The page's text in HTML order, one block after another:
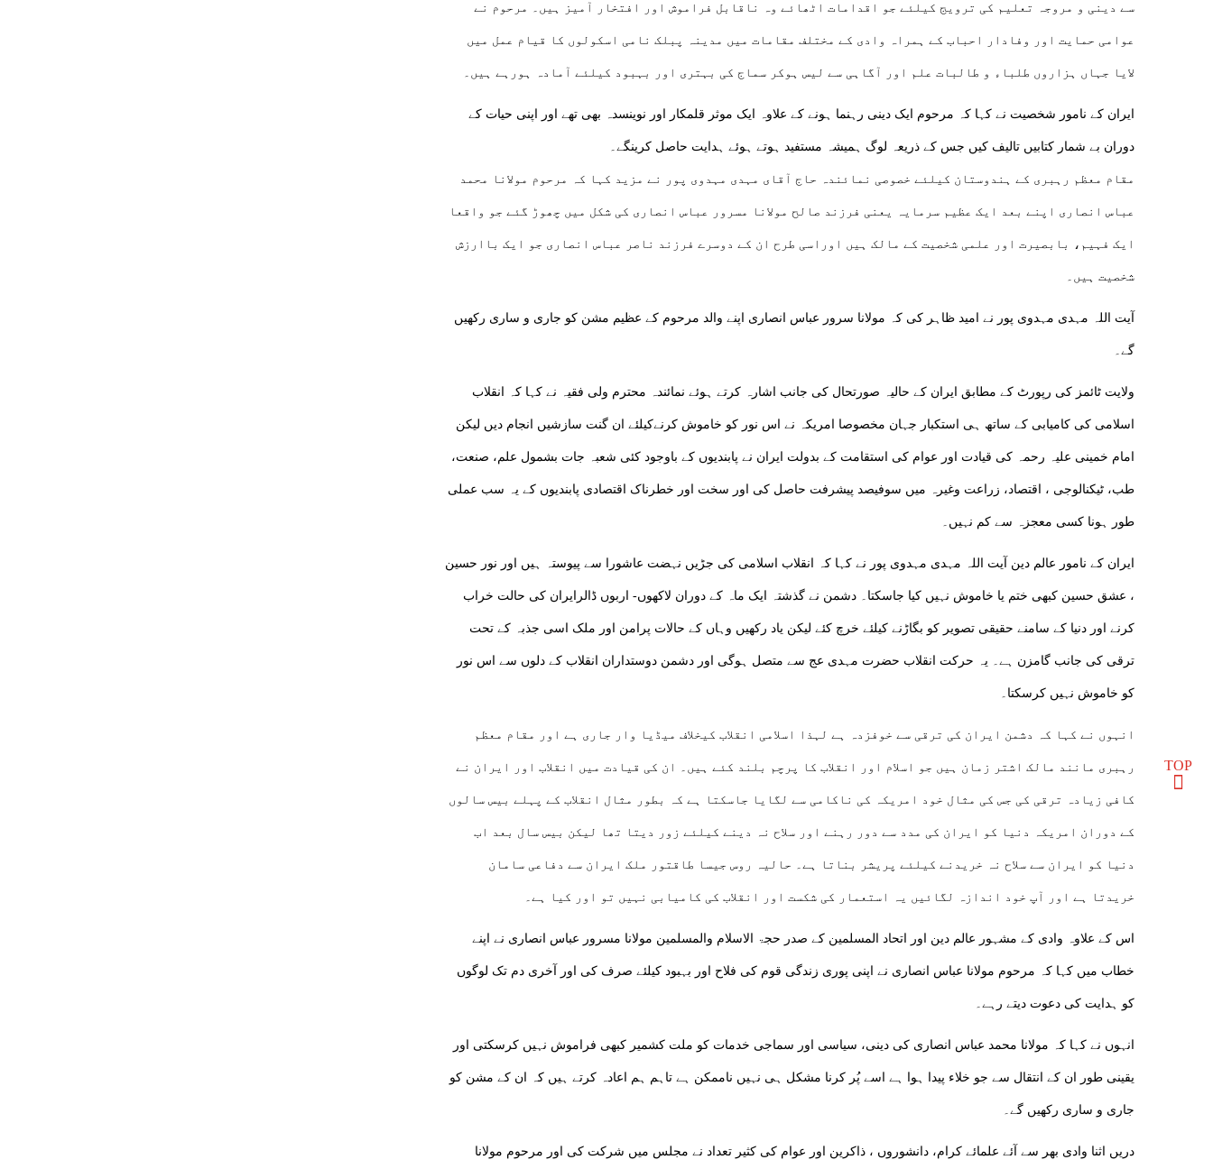
سے دینی و مروجہ تعلیم کی ترویج کیلئے جو اقدامات اٹھائے وہ ناقابل فراموش اور افتخار آمیز ہیں۔ مرحوم نے
عوامی حمایت اور وفادار احباب کے ہمراہ وادی کے مختلف مقامات میں مدینہ پبلک نامی اسکولوں کا قیام عمل میں
لایا جہاں ہزاروں طلباء و طالبات علم اور آگاہی سے لیس ہوکر سماج کی بہتری اور بہبود کیلئے آمادہ ہورہے ہیں۔
ایران کے نامور شخصیت نے کہا کہ مرحوم ایک دینی رہنما ہونے کے علاوہ ایک موثر قلمکار اور نوینسدہ بھی تھے اور اپنی حیات کے
دوران بے شمار کتابیں تالیف کیں جس کے ذریعہ لوگ ہمیشہ مستفید ہوتے ہوئے ہدایت حاصل کرینگے۔
مقام معظم رہبری کے ہندوستان کیلئے خصوصی نمائندہ حاج آقای مہدی مہدوی پور نے مزید کہا کہ مرحوم مولانا محمد
عباس انصاری اپنے بعد ایک عظیم سرمایہ یعنی فرزند صالح مولانا مسرور عباس انصاری کی شکل میں چھوڑ گئے جو واقعا
ایک فہیم، بابصیرت اور علمی شخصیت کے مالک ہیں اوراسی طرح ان کے دوسرے فرزند ناصر عباس انصاری جو ایک باارزش
شخصیت ہیں۔
آیت اللہ مہدی مہدوی پور نے امید ظاہر کی کہ مولانا سرور عباس انصاری اپنے والد مرحوم کے عظیم مشن کو جاری و ساری رکھیں
گے۔
ولایت ٹائمز کی رپورٹ کے مطابق ایران کے حالیہ صورتحال کی جانب اشارہ کرتے ہوئے نمائندہ محترم ولی فقیہ نے کہا کہ انقلاب
اسلامی کی کامیابی کے ساتھ ہی استکبار جہان مخصوصا امریکہ نے اس نور کو خاموش کرنےکیلئے ان گنت سازشیں انجام دیں لیکن
امام خمینی علیہ رحمہ کی قیادت اور عوام کی استقامت کے بدولت ایران نے پابندیوں کے باوجود کئی شعبہ جات بشمول علم، صنعت،
طب، ٹیکنالوجی ، اقتصاد، زراعت وغیرہ میں سوفیصد پیشرفت حاصل کی اور سخت اور خطرناک اقتصادی پابندیوں کے یہ سب عملی
طور ہونا کسی معجزہ سے کم نہیں۔
ایران کے نامور عالم دین آیت اللہ مہدی مہدوی پور نے کہا کہ انقلاب اسلامی کی جڑیں نہضت عاشورا سے پیوستہ ہیں اور نور حسین
، عشق حسین کبھی ختم یا خاموش نہیں کیا جاسکتا۔ دشمن نے گذشتہ ایک ماہ کے دوران لاکھوں- اربوں ڈالرایران کی حالت خراب
کرنے اور دنیا کے سامنے حقیقی تصویر کو بگاڑنے کیلئے خرچ کئے لیکن یاد رکھیں وہاں کے حالات پرامن اور ملک اسی جذبہ کے تحت
ترقی کی جانب گامزن ہے۔ یہ حرکت انقلاب حضرت مہدی عج سے متصل ہوگی اور دشمن دوستداران انقلاب کے دلوں سے اس نور
کو خاموش نہیں کرسکتا۔
انہوں نے کہا کہ دشمن ایران کی ترقی سے خوفزدہ ہے لہذا اسلامی انقلاب کیخلاف میڈیا وار جاری ہے اور مقام معظم
رہبری مانند مالک اشتر زمان ہیں جو اسلام اور انقلاب کا پرچم بلند کئے ہیں۔ ان کی قیادت میں انقلاب اور ایران نے
کافی زیادہ ترقی کی جس کی مثال خود امریکہ کی ناکامی سے لگایا جاسکتا ہے کہ بطور مثال انقلاب کے پہلے بیس سالوں
کے دوران امریکہ دنیا کو ایران کی مدد سے دور رہنے اور سلاح نہ دینے کیلئے زور دیتا تھا لیکن بیس سال بعد اب
دنیا کو ایران سے سلاح نہ خریدنے کیلئے پریشر بناتا ہے۔ حالیہ روس جیسا طاقتور ملک ایران سے دفاعی سامان
خریدتا ہے اور آپ خود اندازہ لگائیں یہ استعمار کی شکست اور انقلاب کی کامیابی نہیں تو اور کیا ہے۔
اس کے علاوہ وادی کے مشہور عالم دین اور اتحاد المسلمین کے صدر حجۃ الاسلام والمسلمین مولانا مسرور عباس انصاری نے اپنے
خطاب میں کہا کہ مرحوم مولانا عباس انصاری نے اپنی پوری زندگی قوم کی فلاح اور بہبود کیلئے صرف کی اور آخری دم تک لوگوں
کو ہدایت کی دعوت دیتے رہے۔
انہوں نے کہا کہ مولانا محمد عباس انصاری کی دینی، سیاسی اور سماجی خدمات کو ملت کشمیر کبھی فراموش نہیں کرسکتی اور
یقینی طور ان کے انتقال سے جو خلاء پیدا ہوا ہے اسے پُر کرنا مشکل ہی نہیں ناممکن ہے تاہم ہم اعادہ کرتے ہیں کہ ان کے مشن کو
جاری و ساری رکھیں گے۔
دریں اثنا وادی بھر سے آئے علمائے کرام، دانشوروں ، ذاکرین اور عوام کی کثیر تعداد نے مجلس میں شرکت کی اور مرحوم مولانا
TOP